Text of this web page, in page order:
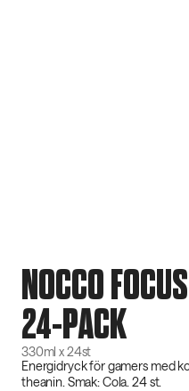
NOCCO
24-PACK
330ml x 24st
Energidryck för gamers med
theanin. Smak: Cola. 24 st.